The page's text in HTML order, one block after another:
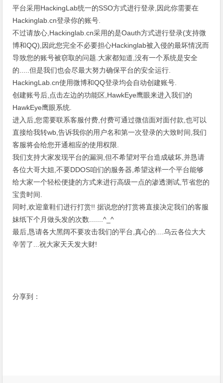
平台采用HackingLab统一的SSO方式进行登录,因此你需要在
Hackinglab.cn登录你的账号.
不过请放心,Hackinglab.cn采用的是Oauth方式进行登录(支持微
博和QQ),因此您完全不必要担心Hackinglab被入侵的最坏情况而
导致您的账号被窃取的问题.大家都知道,没有一个系统是安全
的.....但是我们也会尽最大努力确保平台的安全运行.
HackingLab.cn使用微博和QQ登录均会自动创建账号.
创建账号后,点击左边的功能区,HawkEye鹰眼来进入我们的
HawkEye鹰眼系统.
进入后,您需要联系客服付费,付费可通过微信面对面付款,也可以
直接给我转wb,告诉我你的用户名和第一次登录的大致时间,我们
客服将会给您开通相应的使用权限.
我们支持大家发现平台的漏洞,但不希望对平台造成破坏,并恳请
各位大哥大姐,不要DDOS咱们的服务器,希望这样一个平台能够
给大家一个轻松便捷的方式来进行高级一点的渗透测试,节省您的
宝贵时间.
同时,欢迎童鞋们进行打赏!! 据说您的打赏将直接决定我们的客服
妹纸下个月做头发的次数.......^_^
最后,恳请各大黑阔不要攻击我们的平台,真心的....乌云各位大大
辛苦了...祝大家天天发大财!
分享到：